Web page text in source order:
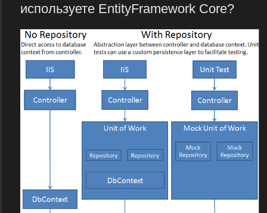
используете EntityFramework Core?